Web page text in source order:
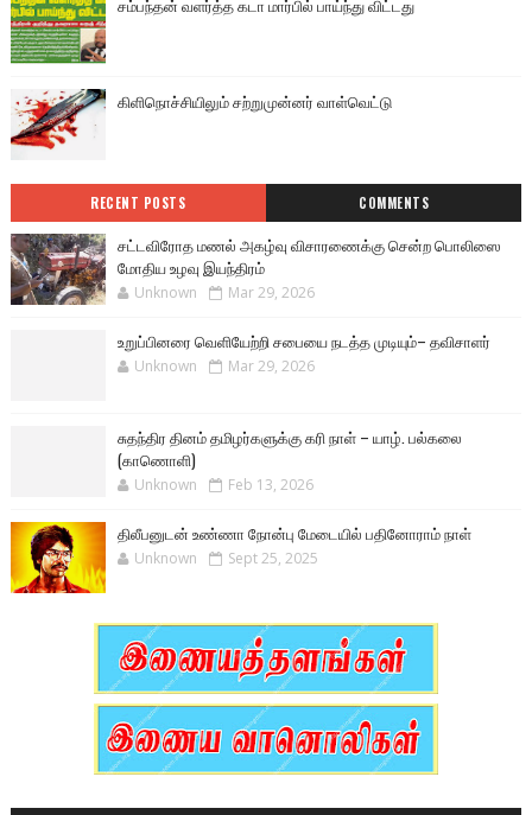
சம்பந்தன் வளர்த்த கடா மார்பில் பாய்ந்து விட்டது
கிளிநொச்சியிலும் சற்றுமுன்னர் வாள்வெட்டு
RECENT POSTS COMMENTS
சட்டவிரோத மணல் அகழ்வு விசாரணைக்கு சென்ற பொலிஸை
மோதிய உழவு இயந்திரம்
Unknown Mar 29, 2026
உறுப்பினரை வெளியேற்றி சபையை நடத்த முடியும்– தவிசாளர்
Unknown Mar 29, 2026
சுதந்திர தினம் தமிழர்களுக்கு கரி நாள் – யாழ். பல்கலை
(காணொளி)
Unknown Feb 13, 2026
திலீபனுடன் உண்ணா நோன்பு மேடையில் பதினோராம் நாள்
Unknown Sept 25, 2025